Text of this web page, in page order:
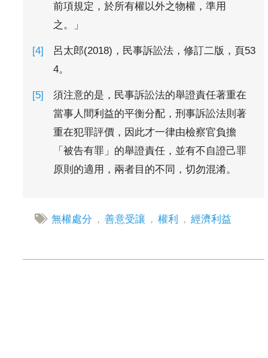
前項規定，於所有權以外之物權，準用
之。」
呂太郎(2018)，民事訴訟法，修訂二版，頁53
4。
須注意的是，民事訴訟法的舉證責任著重在
當事人間利益的平衡分配，刑事訴訟法則著
重在犯罪評價，因此才一律由檢察官負擔
「被告有罪」的舉證責任，並有不自證己罪
原則的適用，兩者目的不同，切勿混淆。
無權處分 ， 善意受讓 ， 權利 ， 經濟利益